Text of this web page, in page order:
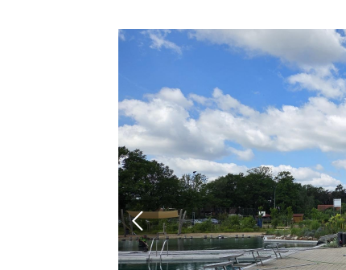
Quicklinks
Vereinsleben
Unser Spartenangebot